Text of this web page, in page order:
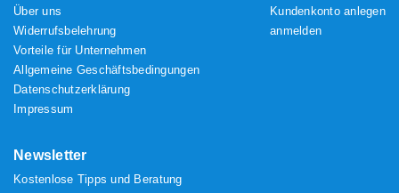
Über uns
Widerrufsbelehrung
Vorteile für Unternehmen
Allgemeine Geschäftsbedingungen
Datenschutzerklärung
Impressum
Kundenkonto anlegen
anmelden
Newsletter
Kostenlose Tipps und Beratung